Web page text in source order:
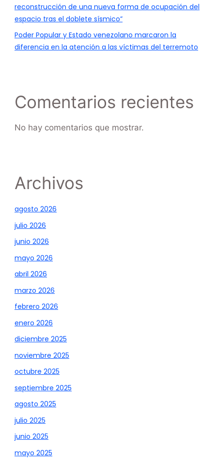
reconstrucción de una nueva forma de ocupación del
espacio tras el doblete sísmico”
Poder Popular y Estado venezolano marcaron la
diferencia en la atención a las víctimas del terremoto
Comentarios recientes
No hay comentarios que mostrar.
Archivos
agosto 2026
julio 2026
junio 2026
mayo 2026
abril 2026
marzo 2026
febrero 2026
enero 2026
diciembre 2025
noviembre 2025
octubre 2025
septiembre 2025
agosto 2025
julio 2025
junio 2025
mayo 2025